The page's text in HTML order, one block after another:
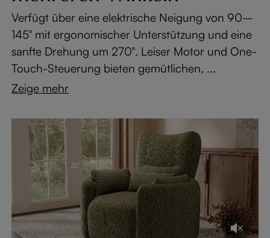
Verfügt über eine elektrische Neigung von 90–
145° mit ergonomischer Unterstützung und eine
sanfte Drehung um 270°. Leiser Motor und One-
Touch-Steuerung bieten gemütlichen, ...
Zeige mehr